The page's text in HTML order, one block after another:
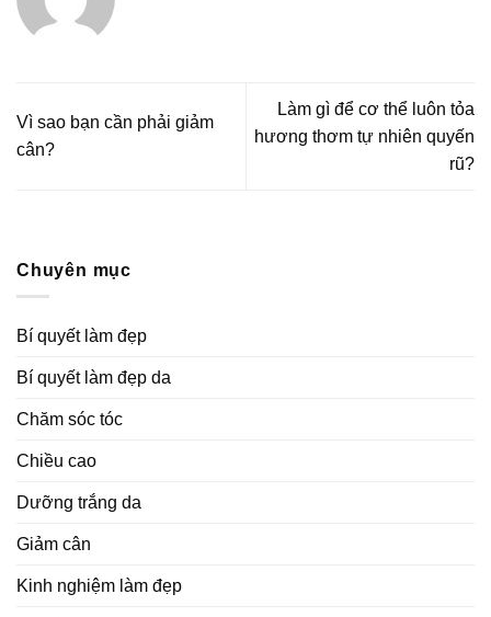
Vì sao bạn cần phải giảm
cân?
Làm gì để cơ thể luôn tỏa
hương thơm tự nhiên quyến
rũ?
Chuyên mục
Bí quyết làm đẹp
Bí quyết làm đẹp da
Chăm sóc tóc
Chiều cao
Dưỡng trắng da
Giảm cân
Kinh nghiệm làm đẹp